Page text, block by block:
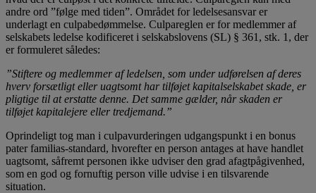
andre ord ”følge med tiden”. Området for ledelsesansvar er
underlagt en culpabedømmelse. Culpareglen er for medlemmer af
selskabets ledelse kodificeret i selskabslovens (SL) § 361, stk. 1, der
er formuleret således:
”Stiftere og medlemmer af ledelsen, som under udførelsen af deres
hverv forsætligt eller uagtsomt har tilføjet kapitalselskabet skade, er
pligtige til at erstatte denne. Det samme gælder, når skaden er
tilføjet kapitalejere eller tredjemand.”
Oprindeligt tog man i culpavurderingen udgangspunkt i en bonus
pater familias-standard, hvorefter en person antages at have handlet
uagtsomt, såfremt personen ikke udviser den grad afagtpågivenhed,
som en god og fornuftig person ville udvise i en tilsvarende
situation.